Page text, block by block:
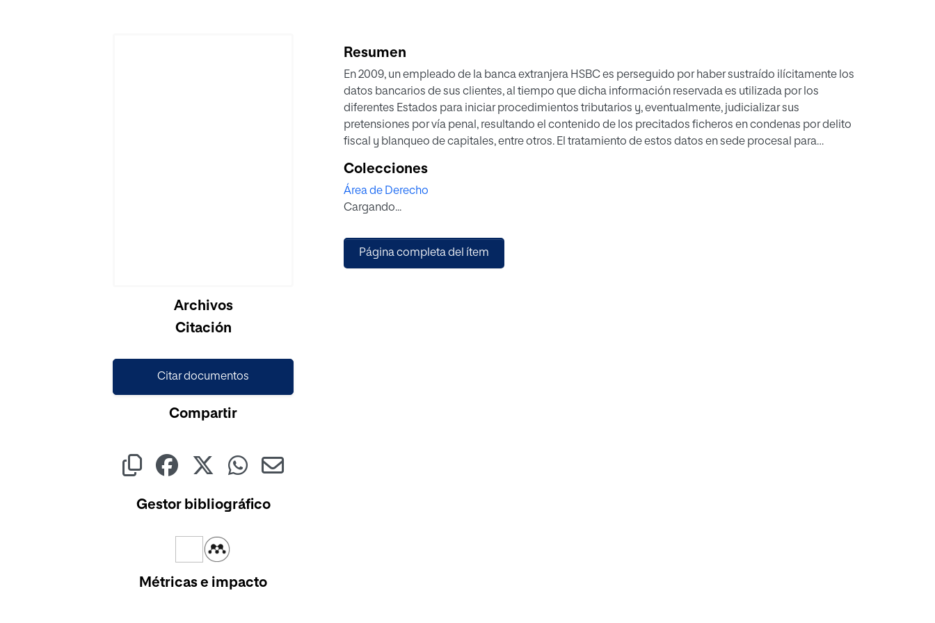
Archivos
Citación
Citar documentos
Compartir
Gestor bibliográfico
Métricas e impacto
Resumen
En 2009, un empleado de la banca extranjera HSBC es perseguido por haber sustraído ilícitamente los
datos bancarios de sus clientes, al tiempo que dicha información reservada es utilizada por los
diferentes Estados para iniciar procedimientos tributarios y, eventualmente, judicializar sus
pretensiones por vía penal, resultando el contenido de los precitados ficheros en condenas por delito
fiscal y blanqueo de capitales, entre otros. El tratamiento de estos datos en sede procesal para
como la doctrina Falciani, que supone un matiz -o complemento- a la teoría de la prueba ilícita. El
presente estudio aborda la doctrina Falciani a la luz de la revisión de la naturaleza jurídica de las
principales categorías dogmáticas que intervienen en su conformación, y llega a la conclusión de que
probatoria.
Colecciones
Área de Derecho
Cargando...
Página completa del ítem